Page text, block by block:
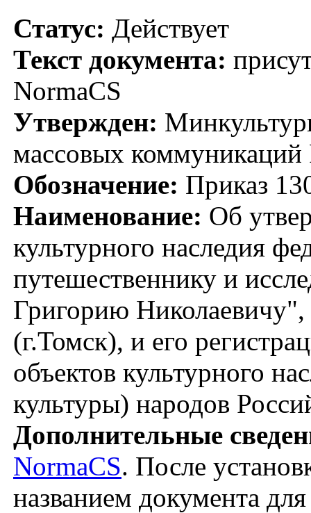
Статус: Действует
Текст документа:
NormaCS
Утвержден:
массовых
Обозначение: Приказ
Наименование: Об
культурного наследия
путешественнику и
Григорию Николаевичу",
(г.Томск), и его
объектов культурного
культуры) народов
Дополнительные
NormaCS. После
названием документа